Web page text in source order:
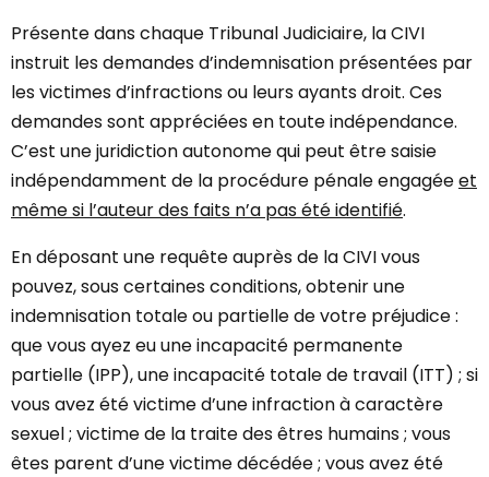
Présente dans chaque Tribunal Judiciaire, la CIVI
instruit les demandes d’indemnisation présentées par
les victimes d’infractions ou leurs ayants droit. Ces
demandes sont appréciées en toute indépendance.
C’est une juridiction autonome qui peut être saisie
indépendamment de la procédure pénale engagéeet
même si l’auteur des faits n’a pas été identifié.
En déposant une requête auprès de la CIVI vous
pouvez, sous certaines conditions, obtenir une
indemnisation totale ou partielle de votre préjudice :
que vous ayez eu une incapacité permanente
partielle (IPP), une incapacité totale de travail (ITT) ; si
vous avez été victime d’une infraction à caractère
sexuel ; victime de la traite des êtres humains ; vous
êtes parent d’une victime décédée ; vous avez été